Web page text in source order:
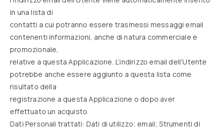
in una lista di
contatti a cui potranno essere trasmessi messaggi email
contenenti informazioni, anche di natura commerciale e
promozionale,
relative a questa Applicazione. L’indirizzo email dell’Utente
potrebbe anche essere aggiunto a questa lista come
risultato della
registrazione a questa Applicazione o dopo aver
effettuato un acquisto.
Dati Personali trattati: Dati di utilizzo; email; Strumenti di